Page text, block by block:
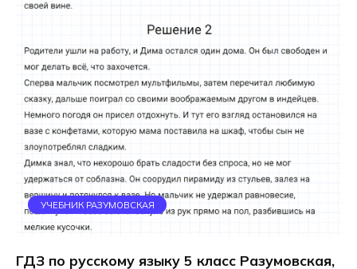
УЧЕБНИК РАЗУМОВСКАЯ
ГДЗ по русскому языку 5 класс Разумовская,